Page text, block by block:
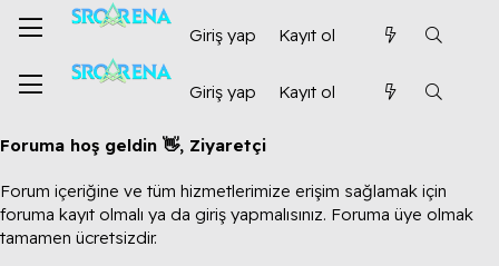
Giriş yap Kayıt ol
Giriş yap Kayıt ol
Foruma hoş geldin 👋, Ziyaretçi
Forum içeriğine ve tüm hizmetlerimize erişim sağlamak için
foruma kayıt olmalı ya da giriş yapmalısınız. Foruma üye olmak
tamamen ücretsizdir.